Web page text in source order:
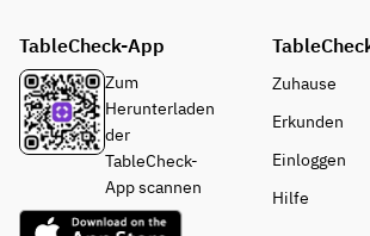
TableCheck-App
Zum
Herunterladen
der
TableCheck-
App scannen
Zuhause
Erkunden
Einloggen
Hilfe